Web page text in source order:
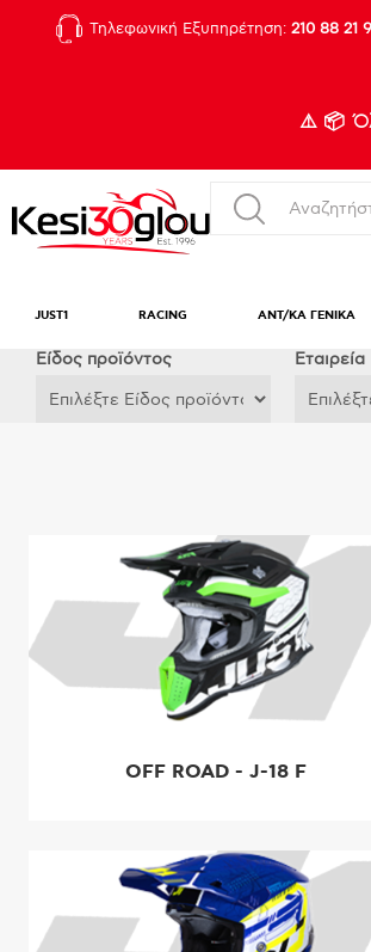
Τηλεφωνική Εξυπηρέτηση: 210 88 21
⚠️ 📦
JUST1 RACING ΑΝΤ/ΚΑ ΓΕΝΙΚΑ
Eίδος προϊόντος Εταιρεία
OFF ROAD - J-18 F